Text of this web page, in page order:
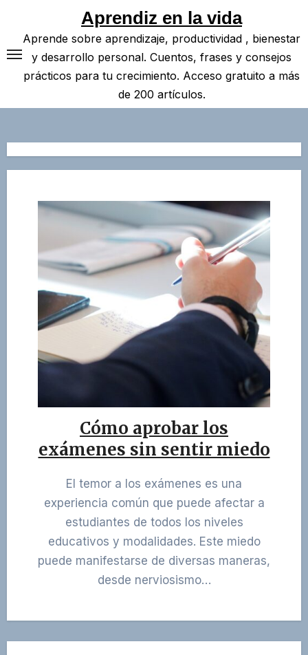
contenido
Aprendiz en la vida
Aprende sobre aprendizaje, productividad , bienestar
y desarrollo personal. Cuentos, frases y consejos
prácticos para tu crecimiento. Acceso gratuito a más
de 200 artículos.
Cómo aprobar los
exámenes sin sentir miedo
El temor a los exámenes es una
experiencia común que puede afectar a
estudiantes de todos los niveles
educativos y modalidades. Este miedo
puede manifestarse de diversas maneras,
desde nerviosismo…